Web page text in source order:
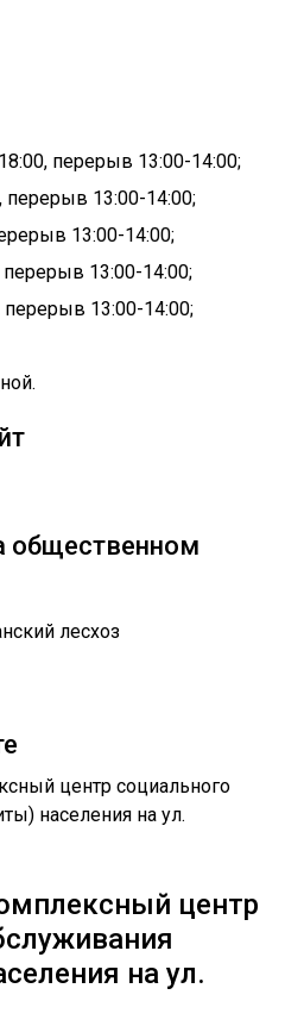
18:00, перерыв 13:00-14:00;
перерыв 13:00-14:00;
13:00-14:00;
перерыв 13:00-14:00;
перерыв 13:00-14:00;
общественном
лесхоз
центр
на ул.